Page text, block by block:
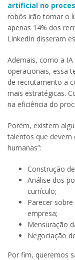
artificial no
robôs irão tomar o
apenas 14% dos
LinkedIn disseram
Ademais, como a
operacionais, essa
de recrutamento a
mais estratégicas.
na eficiência do
Porém, existem
talentos que
humanas”:
Construção
Análise dos
currículo;
Parecer
empresa;
Mensuração
Negociação
Por fim, queremos